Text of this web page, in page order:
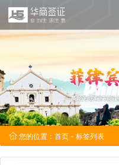
您的位置： 首页 - 标签列表